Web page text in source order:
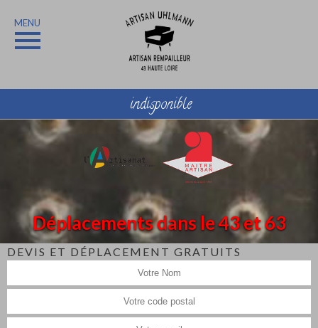
MENU
indisponible
Déplacements dans le 43 et 63
DEVIS ET DÉPLACEMENT GRATUITS